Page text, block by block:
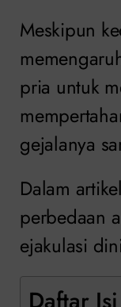
Meskipun
pria untuk
gejalanya
Dalam
perbedaan
ejakulasi